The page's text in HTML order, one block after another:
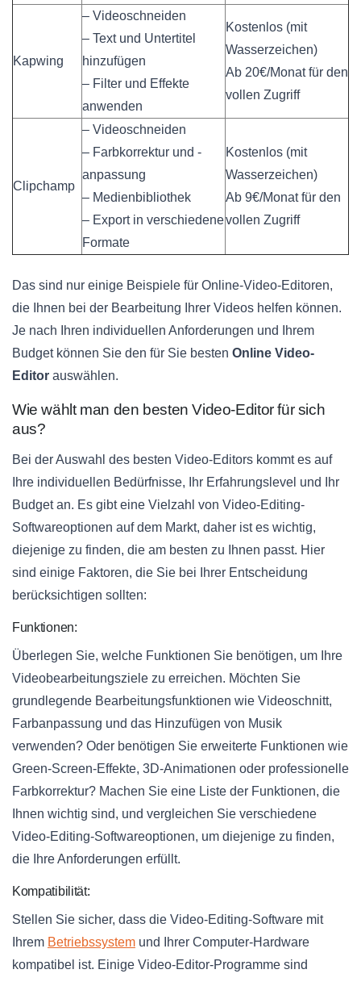
Kapwing
– Videoschneiden
– Text und Untertitel
hinzufügen
– Filter und Effekte
anwenden
Kostenlos (mit
Wasserzeichen)
Ab 20€/Monat für den
vollen Zugriff
Clipchamp
– Videoschneiden
– Farbkorrektur und -
anpassung
– Medienbibliothek
– Export in verschiedene
Formate
Kostenlos (mit
Wasserzeichen)
Ab 9€/Monat für den
vollen Zugriff
Das sind nur einige Beispiele für Online-Video-Editoren,
die Ihnen bei der Bearbeitung Ihrer Videos helfen können.
Je nach Ihren individuellen Anforderungen und Ihrem
Budget können Sie den für Sie besten Online Video-
Editor auswählen.
Wie wählt man den besten Video-Editor für sich
aus?
Bei der Auswahl des besten Video-Editors kommt es auf
Ihre individuellen Bedürfnisse, Ihr Erfahrungslevel und Ihr
Budget an. Es gibt eine Vielzahl von Video-Editing-
Softwareoptionen auf dem Markt, daher ist es wichtig,
diejenige zu finden, die am besten zu Ihnen passt. Hier
sind einige Faktoren, die Sie bei Ihrer Entscheidung
berücksichtigen sollten:
Funktionen:
Überlegen Sie, welche Funktionen Sie benötigen, um Ihre
Videobearbeitungsziele zu erreichen. Möchten Sie
grundlegende Bearbeitungsfunktionen wie Videoschnitt,
Farbanpassung und das Hinzufügen von Musik
verwenden? Oder benötigen Sie erweiterte Funktionen wie
Green-Screen-Effekte, 3D-Animationen oder professionelle
Farbkorrektur? Machen Sie eine Liste der Funktionen, die
Ihnen wichtig sind, und vergleichen Sie verschiedene
Video-Editing-Softwareoptionen, um diejenige zu finden,
die Ihre Anforderungen erfüllt.
Kompatibilität:
Stellen Sie sicher, dass die Video-Editing-Software mit
Ihrem Betriebssystem und Ihrer Computer-Hardware
kompatibel ist. Einige Video-Editor-Programme sind